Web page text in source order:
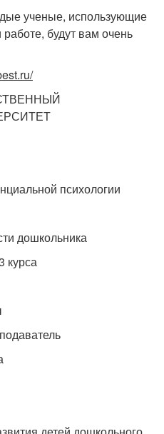
ученые, использующие
будут вам очень
психологии
дошкольника
курса